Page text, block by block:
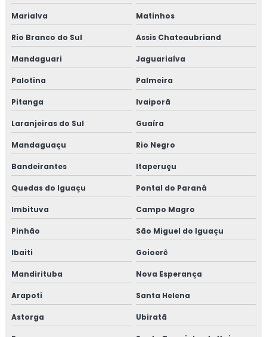
Marialva Matinhos
Rio Branco do Sul Assis Chateaubriand
Mandaguari Jaguariaíva
Palotina Palmeira
Pitanga Ivaiporã
Laranjeiras do Sul Guaíra
Mandaguaçu Rio Negro
Bandeirantes Itaperuçu
Quedas do Iguaçu Pontal do Paraná
Imbituva Campo Magro
Pinhão São Miguel do Iguaçu
Ibaiti Goioerê
Mandirituba Nova Esperança
Arapoti Santa Helena
Astorga Ubiratã